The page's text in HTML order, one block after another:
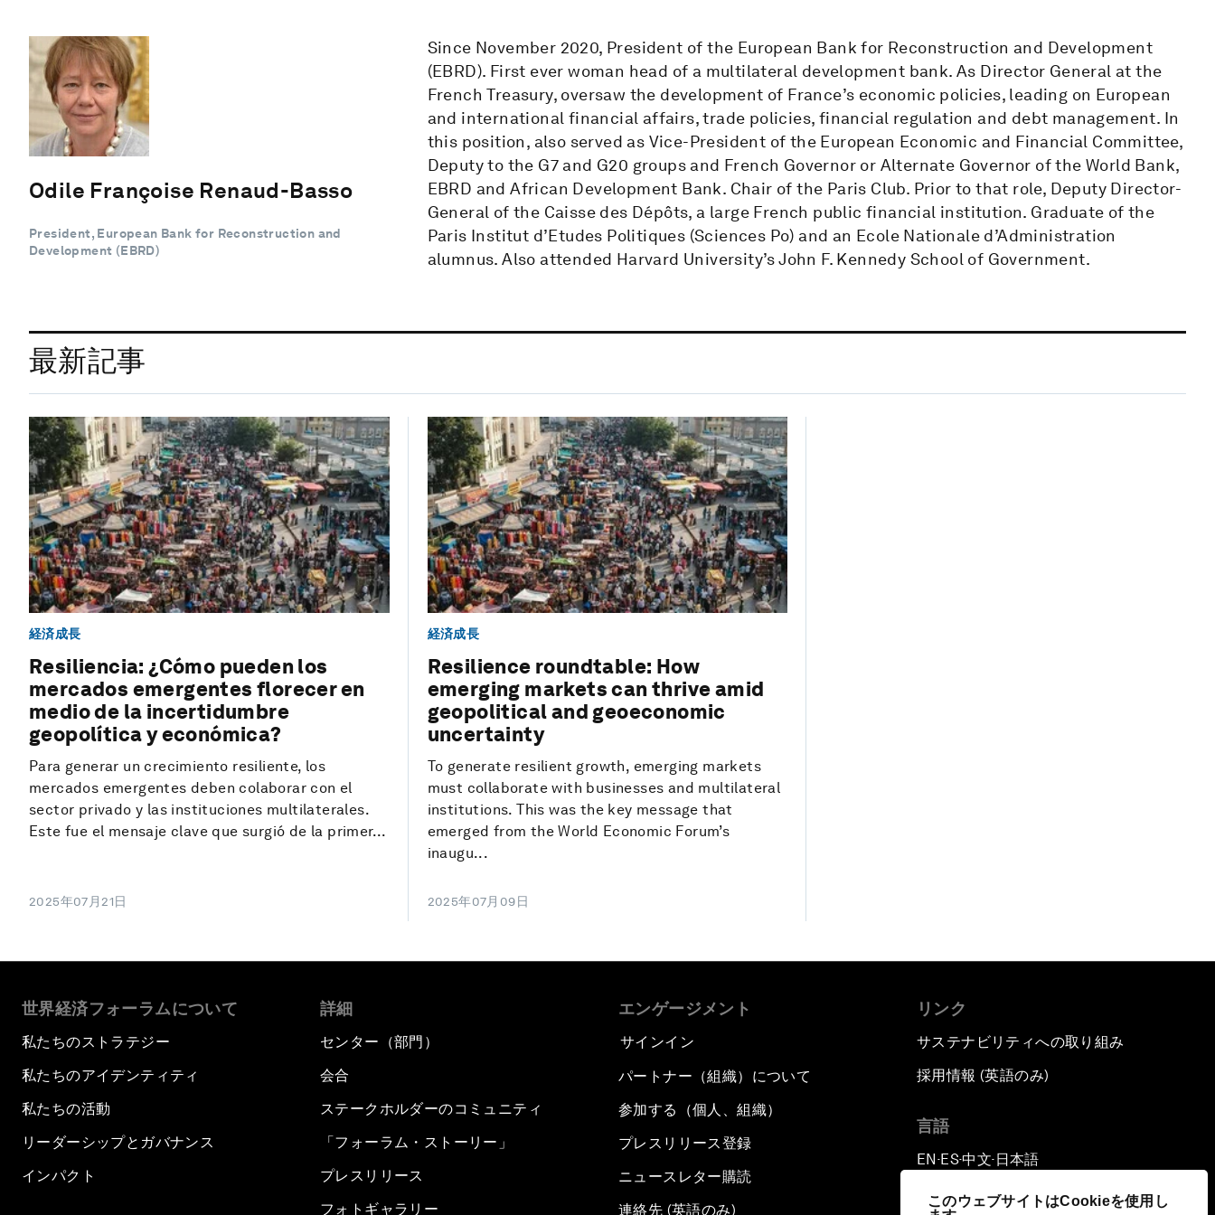
このウェブサイトはCookieを使用し
Odile Françoise Renaud-Basso
President, European Bank for Reconstruction and
Development (EBRD)
Since November 2020, President of the European Bank for Reconstruction and Development
(EBRD). First ever woman head of a multilateral development bank. As Director General at the
French Treasury, oversaw the development of France’s economic policies, leading on European
and international financial affairs, trade policies, financial regulation and debt management. In
this position, also served as Vice-President of the European Economic and Financial Committee,
Deputy to the G7 and G20 groups and French Governor or Alternate Governor of the World Bank,
EBRD and African Development Bank. Chair of the Paris Club. Prior to that role, Deputy Director-
General of the Caisse des Dépôts, a large French public financial institution. Graduate of the
Paris Institut d’Etudes Politiques (Sciences Po) and an Ecole Nationale d’Administration
alumnus. Also attended Harvard University’s John F. Kennedy School of Government.
最新記事
経済成長
Resiliencia: ¿Cómo pueden los
mercados emergentes florecer en
medio de la incertidumbre
geopolítica y económica?
Para generar un crecimiento resiliente, los
mercados emergentes deben colaborar con el
sector privado y las instituciones multilaterales.
Este fue el mensaje clave que surgió de la primer...
2025年07月21日
経済成長
Resilience roundtable: How
emerging markets can thrive amid
geopolitical and geoeconomic
uncertainty
To generate resilient growth, emerging markets
must collaborate with businesses and multilateral
institutions. This was the key message that
emerged from the World Economic Forum’s
inaugu...
2025年07月09日
世界経済フォーラムについて
私たちのストラテジー
私たちのアイデンティティ
私たちの活動
リーダーシップとガバナンス
インパクト
詳細
センター（部門）
会合
ステークホルダーのコミュニティ
「フォーラム・ストーリー」
プレスリリース
フォトギャラリー
エンゲージメント
サインイン
パートナー（組織）について
参加する（個人、組織）
プレスリリース登録
ニュースレター購読
連絡先 (英語のみ)
リンク
サステナビリティへの取り組み
採用情報 (英語のみ)
言語
EN ▪ ES▪中文▪ 日本語